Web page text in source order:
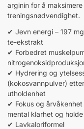
arginin for å
treningsnødvendighet.
✔ Jevn energi – 197
te-ekstrakt
✔ Forbedret
✔ Hydrering og
(kokosvannpulver)
utholdenhet
✔ Fokus og
mental klarhet og
✔ Lavkaloriformel